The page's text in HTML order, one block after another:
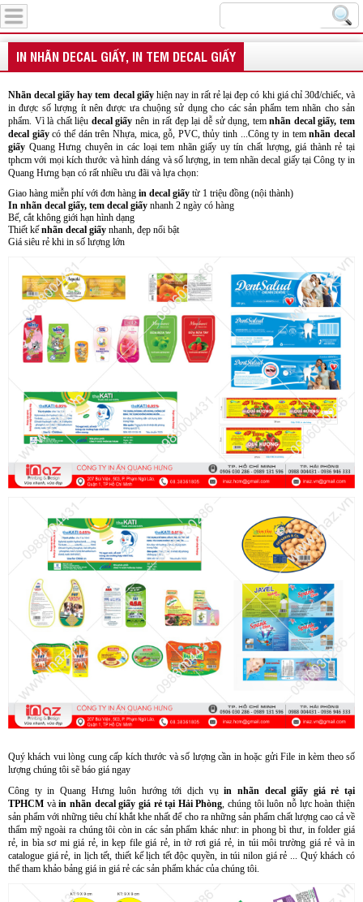
Menu
IN NHÃN DECAL GIẤY, IN TEM DECAL GIẤY
Nhãn decal giấy hay tem decal giấyhiện nay in rất rẻ lại đẹp có khi giá chỉ 30đ/chiếc, và
in được số lượng ít nên được ưa chuộng sử dụng cho các sản phẩm tem nhãn cho sản
phẩm. Vì là chất liệu decal giấy nên in rất đẹp lại dễ sử dụng, temnhãn decal giấy, tem
decal giấycó thể dán trên Nhựa, mica, gỗ, PVC, thủy tinh ...Công ty in temnhãn decal
giấy Quang Hưng chuyên in các loại tem nhãn giấy uy tín chất lượng, giá thành rẻ tại
tphcm với mọi kích thước và hình dáng và số lượng, in tem nhãn decal giấy tại Công ty in
Quang Hưng bạn có rất nhiều ưu đãi và lựa chọn:
Giao hàng miễn phí với đơn hàng in decal giấy từ 1 triệu đồng (nội thành)
In nhãn decal giấy, tem decal giấy nhanh 2 ngày có hàng
Bế, cắt không giới hạn hình dạng
Thiết kế nhãn decal giấy nhanh, đẹp nổi bật
Giá siêu rẻ khi in số lượng lớn
Quý khách vui lòng cung cấp kích thước và số lượng cần in hoặc gửi File in kèm theo số
lượng chúng tôi sẽ báo giá ngay
Công ty in Quang Hưng luôn hướng tới dịch vụin nhãn decal giấy giá rẻ tại
TPHCM vàin nhãn decal giấy giá rẻ tại Hải Phòng, chúng tôi luôn nỗ lực hoàn thiện
sản phẩm với những tiêu chí khắt khe nhất để cho ra những sản phẩm chất lượng cao cả về
thẩm mỹ ngoài ra chúng tôi còn in các sản phẩm khác như: in phong bì thư, in folder giá
rẻ, in bìa sơ mi giá rẻ, in kẹp file giá rẻ, in tờ rơi giá rẻ, in túi môi trường giá rẻ và in
catalogue giá rẻ, in lịch tết, thiết kế lịch tết độc quyền, in túi nilon giá rẻ ... Quý khách có
thể tham khảo bảng giá in giá rẻ các sản phẩm khác của chúng tôi.